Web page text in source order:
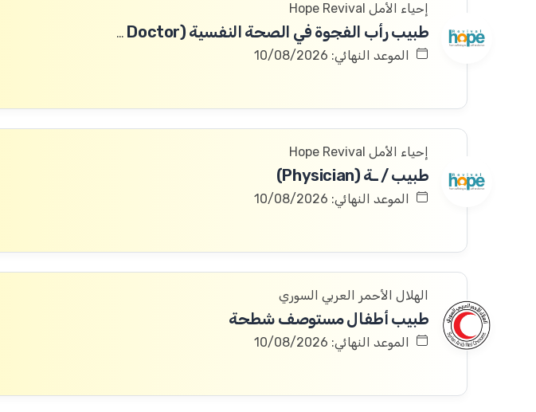
إحياء الأمل Hope Revival
طبيب رأب الفجوة في الصحة النفسية (mhGAP Doctor)
الموعد النهائي: 10/08/2026
إحياء الأمل Hope Revival
طبيب / ـة (Physician)
الموعد النهائي: 10/08/2026
الهلال الأحمر العربي السوري
طبيب أطفال مستوصف شطحة
الموعد النهائي: 10/08/2026